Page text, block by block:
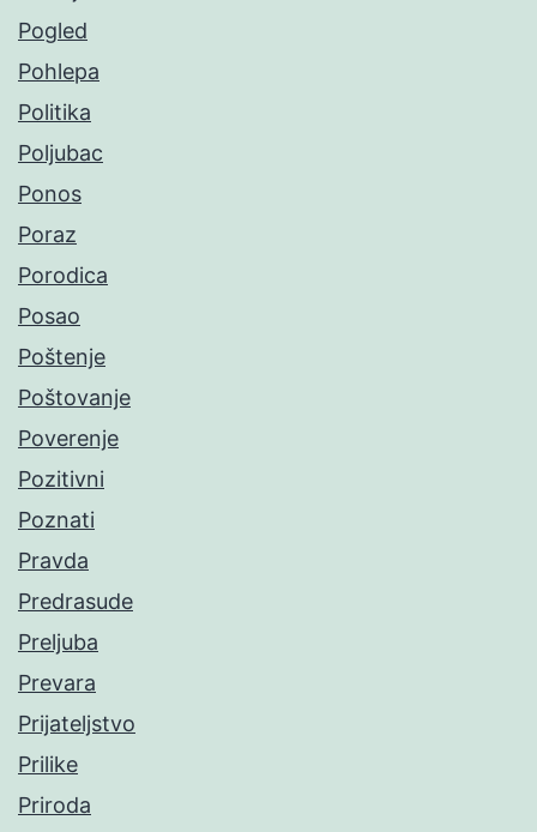
Pogled
Pohlepa
Politika
Poljubac
Ponos
Poraz
Porodica
Posao
Poštenje
Poštovanje
Poverenje
Pozitivni
Poznati
Pravda
Predrasude
Preljuba
Prevara
Prijateljstvo
Prilike
Priroda